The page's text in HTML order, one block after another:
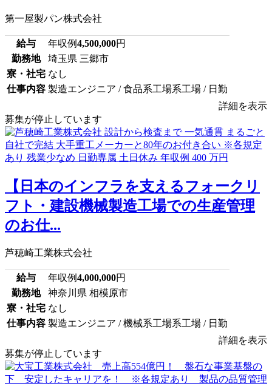
第一屋製パン株式会社
給与 年収例4,500,000円
勤務地
埼玉県 三郷市
寮・社宅 なし
仕事内容 製造エンジニア / 食品系工場系工場 / 日勤
詳細を表示
募集が停止しています
【日本のインフラを支えるフォークリ
フト・建設機械製造工場での生産管理
のお仕...
芦穂崎工業株式会社
給与 年収例4,000,000円
勤務地
神奈川県 相模原市
寮・社宅 なし
仕事内容 製造エンジニア / 機械系工場系工場 / 日勤
詳細を表示
募集が停止しています